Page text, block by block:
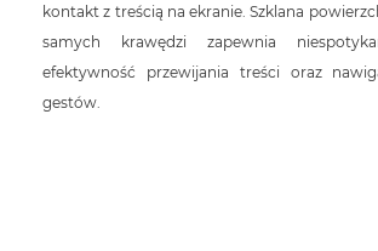
kontakt z treścią na ekranie. Szklana
samych krawędzi zapewnia
efektywność przewijania treści oraz
gestów.